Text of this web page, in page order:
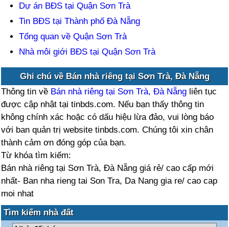
Dự án BĐS tại Quận Sơn Trà
Tin BĐS tại Thành phố Đà Nẵng
Tổng quan về Quận Sơn Trà
Nhà môi giới BĐS tại Quận Sơn Trà
Ghi chú về Bán nhà riêng tại Sơn Trà, Đà Nẵng
Thông tin về Bán nhà riêng tại Sơn Trà, Đà Nẵng liên tục
được cập nhật tại tinbds.com. Nếu bạn thấy thông tin
không chính xác hoặc có dấu hiệu lừa đảo, vui lòng báo
với ban quản trị website tinbds.com. Chúng tôi xin chân
thành cảm ơn đóng góp của bạn.
Từ khóa tìm kiếm:
Bán nhà riêng tại Sơn Trà, Đà Nẵng giá rẻ/ cao cấp mới
nhất- Ban nha rieng tai Son Tra, Da Nang gia re/ cao cap
moi nhat
Tìm kiếm nhà đất